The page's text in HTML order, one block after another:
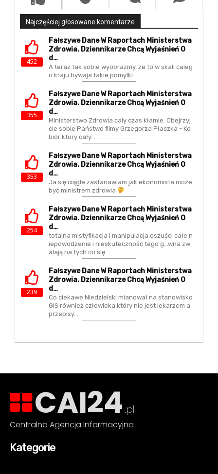
Najczęściej głosowane komentarze
452
Fałszywe Dane W Raportach Ministerstwa
Zdrowia. Dziennikarze Chcą Wyjaśnień O
D…
A teraz tak sobie wyobrazmy, ze to w skali caleg
o kraju bywaja takie pomylki ...
355
Fałszywe Dane W Raportach Ministerstwa
Zdrowia. Dziennikarze Chcą Wyjaśnień O
D…
Ministerstwo Zdrowia caly czas kłamie. Obejrzyj
cie sobie Państwo filmy Grzegorza Płaczka - Ko
biór ktory cały…
353
Fałszywe Dane W Raportach Ministerstwa
Zdrowia. Dziennikarze Chcą Wyjaśnień O
D…
Ja się ciągle zastanawiam jak ekonomista może
być ministrem zdrowia
254
Fałszywe Dane W Raportach Ministerstwa
Zdrowia. Dziennikarze Chcą Wyjaśnień O
D…
totalna mistyfikacja i manipulacja,oszuści całe n
iepowodzenie i nieskuteczność tego g...wna zw
alają na tych co się…
239
Fałszywe Dane W Raportach Ministerstwa
Zdrowia. Dziennikarze Chcą Wyjaśnień O
D…
Co ciekawe Niedzielski mianował na stanowisko
GIS również człowieka który nie jest lekarzem a
przepisy…
CAI24 .pl
Centralna Agencja Informacyjna
Kategorie